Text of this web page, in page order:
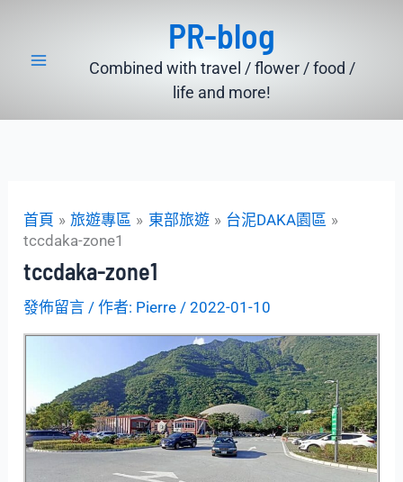
PR-blog
Combined with travel / flower / food /
life and more!
首頁 旅遊專區 東部旅遊
台泥DAKA園區
tccdaka-zone1
tccdaka-zone1
發佈留言 / 作者: Pierre /2022-01-10